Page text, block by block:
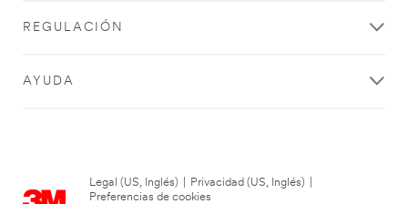
REGULACIÓN
AYUDA
Legal (US, Inglés) Privacidad (US, Inglés)
Preferencias de cookies